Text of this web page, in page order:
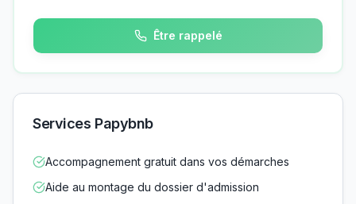
Être rappelé
Services Papybnb
Accompagnement gratuit dans vos démarches
Aide au montage du dossier d'admission